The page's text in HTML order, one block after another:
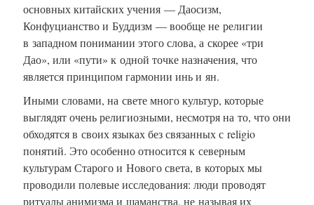
основных китайских учения — Даосизм,
Конфуцианство и Буддизм — вообще не религии
в западном понимании этого слова, а скорее «три
Дао», или «пути» к одной точке назначения, что
является принципом гармонии инь и ян.
Иными словами, на свете много культур, которые
выглядят очень религиозными, несмотря на то, что они
обходятся в своих языках без связанных с religio
понятий. Это особенно относится к северным
культурам Старого и Нового света, в которых мы
проводили полевые исследования: люди проводят
ритуалы анимизма и шаманства, не называя их